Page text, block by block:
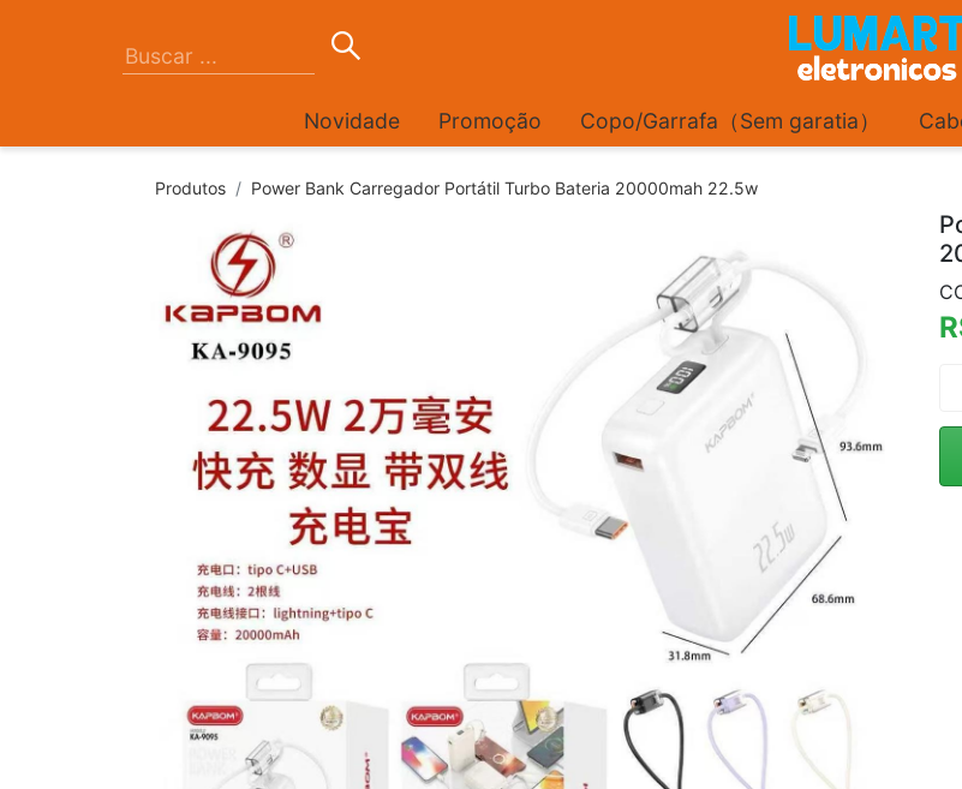
Novidade Promoção Copo/Garrafa（Sem garatia）
Produtos Power Bank Carregador Portátil Turbo Bateria 20000mah 22.5w